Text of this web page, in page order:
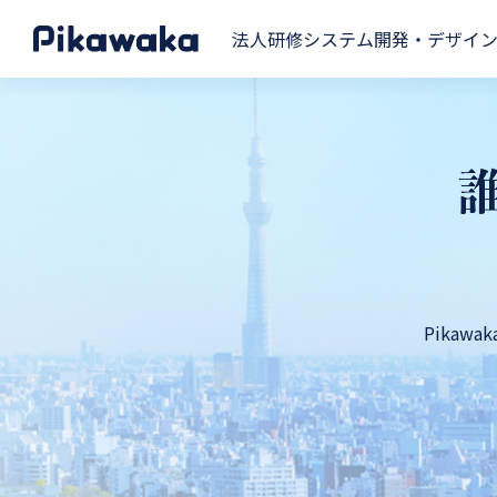
法人研修システム開発・デザイ